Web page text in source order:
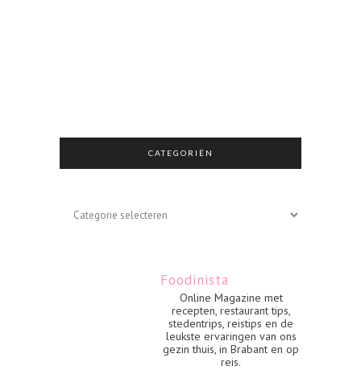
CATEGORIËN
Categoriën
Foodinista
Online Magazine met
recepten, restaurant tips,
stedentrips, reistips en de
leukste ervaringen van ons
gezin thuis, in Brabant en op
reis.